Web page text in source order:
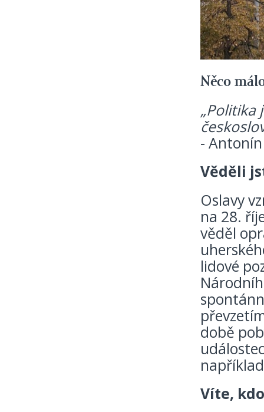
Něco
„Politika
-
Věděli
Oslavy
na 28.
věděl
lidové
době
Víte,